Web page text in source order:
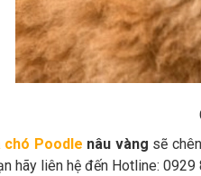
chó Poodle nâu vàng sẽ
hãy liên hệ đến Hotline: 0929